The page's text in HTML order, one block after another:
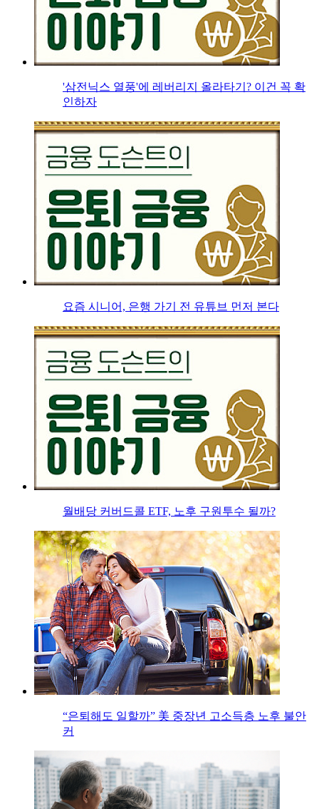
'삼전닉스 열풍'에 레버리지 올라타기? 이건 꼭 확
인하자
요즘 시니어, 은행 가기 전 유튜브 먼저 본다
월배당 커버드콜 ETF, 노후 구원투수 될까?
“은퇴해도 일할까” 美 중장년 고소득층 노후 불안
커